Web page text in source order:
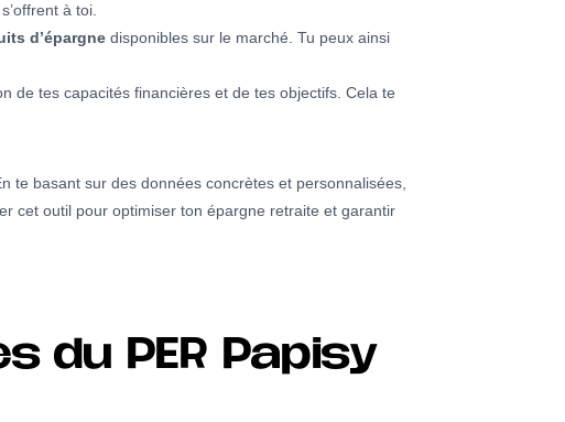
à toi.
d’épargne disponibles sur le marché. Tu peux ainsi
de tes capacités financières et de tes objectifs. Cela te
te basant sur des données concrètes et personnalisées,
cet outil pour optimiser ton épargne retraite et garantir
du PER Papisy